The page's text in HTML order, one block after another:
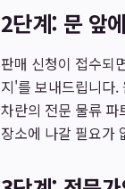
2단계: 문 앞
판매 신청이 접수되
지'를 보내드립니다.
차란의 전문 물류 파
장소에 나갈 필요가